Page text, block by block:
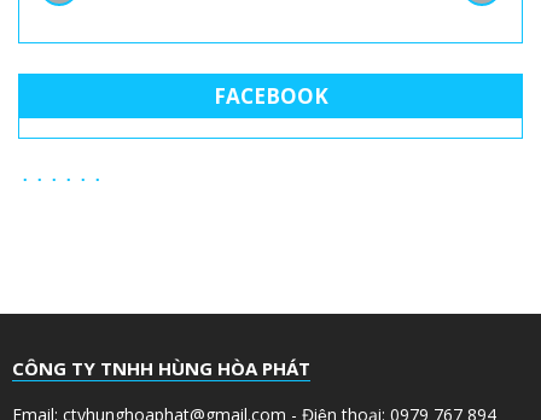
FACEBOOK
CÔNG TY TNHH HÙNG HÒA PHÁT
Email: ctyhunghoaphat@gmail.com - Điện thoại: 0979 767 894